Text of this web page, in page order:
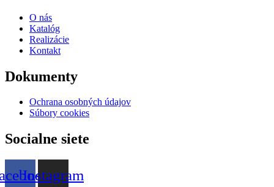
O nás
Katalóg
Realizácie
Kontakt
Dokumenty
Ochrana osobných údajov
Súbory cookies
Socialne siete
Instagram